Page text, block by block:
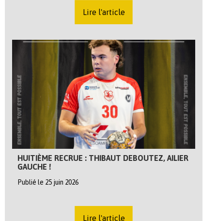
Lire l'article
HUITIÈME RECRUE : THIBAUT DEBOUTEZ, AILIER
GAUCHE !
Publié le 25 juin 2026
Lire l'article